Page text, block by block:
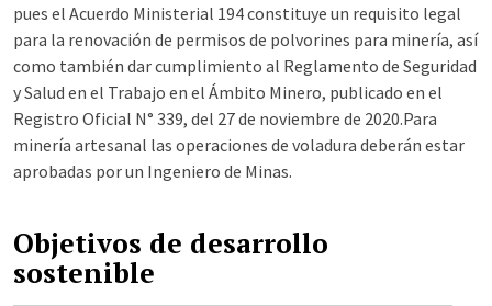
pues el Acuerdo Ministerial 194 constituye un requisito legal
para la renovación de permisos de polvorines para minería, así
como también dar cumplimiento al Reglamento de Seguridad
y Salud en el Trabajo en el Ámbito Minero, publicado en el
Registro Oficial N° 339, del 27 de noviembre de 2020.Para
minería artesanal las operaciones de voladura deberán estar
aprobadas por un Ingeniero de Minas.
Objetivos de desarrollo
sostenible